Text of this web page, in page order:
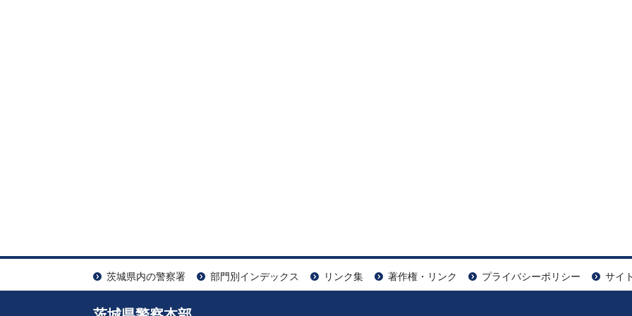
茨城県内の警察署 部門別インデックス リンク集 著作権・リンク プライバシーポリシー サイ